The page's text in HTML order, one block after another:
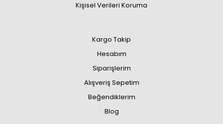
Kişisel Verileri Koruma
Kargo Takip
Hesabım
Siparişlerim
Alışveriş Sepetim
Beğendiklerim
Blog